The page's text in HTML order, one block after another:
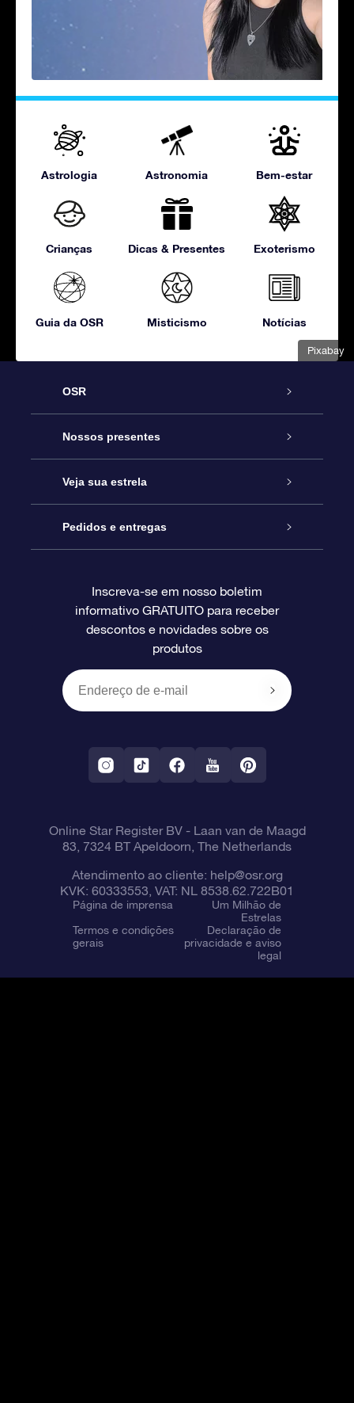
Pixabay
Astrologia Astronomia Bem-estar
Crianças Dicas & Presentes Exoterismo
Guia da OSR Misticismo Notícias
OSR
Serviço
Entre em contato conosco
Blog
Avaliações
Nossos presentes
Presente estrelar on-line
Pacote de presente da OSR
O cartão de presente da OSR
Presentes corporativos
Veja sua estrela
Star Register
Página estelar personalizada
Um Milhão de Estrelas
OSR Starsaver
Aplicativo RV Fly me to the stars
Pedidos e entregas
Informações de pagamento
Política de devolução
Constelações
Inscreva-se em nosso boletim
informativo GRATUITO para receber
descontos e novidades sobre os
produtos
Online Star Register BV- Laan van de Maagd
83, 7324 BT Apeldoorn, The Netherlands
Atendimento ao cliente: help@osr.org
KVK: 60333553, VAT: NL 8538.62.722B01
Página de imprensa
Um Milhão de
Estrelas
Termos e condições
gerais
Declaração de
privacidade e aviso
legal